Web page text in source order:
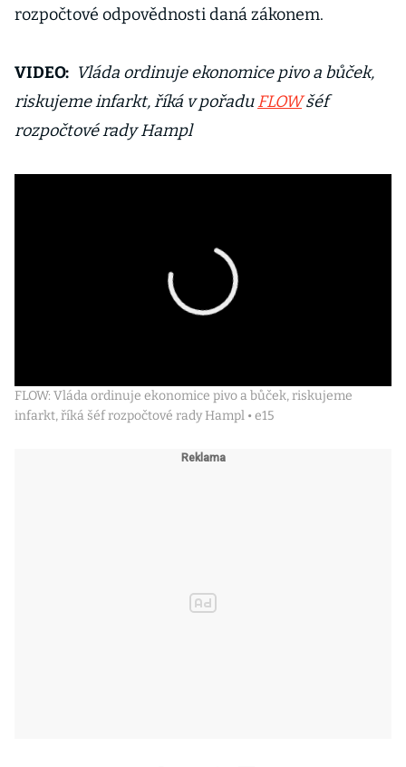
rozpočtové odpovědnosti daná zákonem.
VIDEO: Vláda ordinuje ekonomice pivo a bůček,
riskujeme infarkt, říká v pořaduFLOWšéf
rozpočtové rady Hampl
FLOW: Vláda ordinuje ekonomice pivo a bůček, riskujeme
infarkt, říká šéf rozpočtové rady Hampl • e15